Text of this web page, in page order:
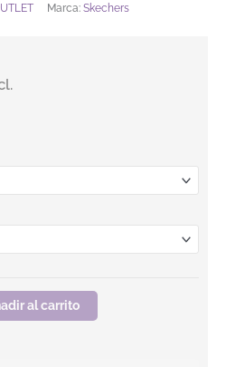
Marca: Skechers
SKECHERS MUJER cantidad
al carrito